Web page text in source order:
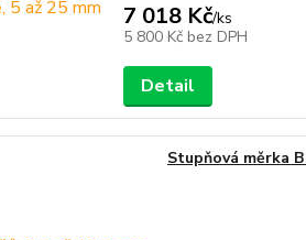
7 018 Kč/ks
5 800 Kč bez DPH
Detail
Stupňová měrka